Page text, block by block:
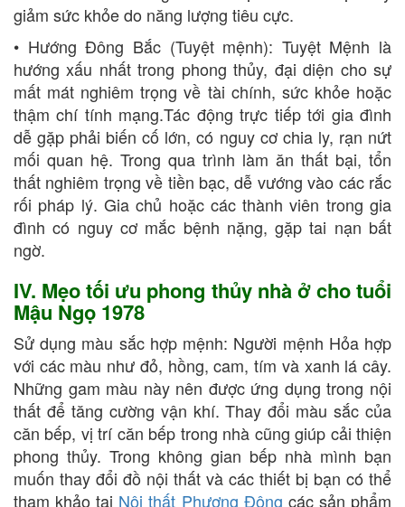
giảm sức khỏe do năng lượng tiêu cực.
• Hướng Đông Bắc (Tuyệt mệnh): Tuyệt Mệnh là
hướng xấu nhất trong phong thủy, đại diện cho sự
mất mát nghiêm trọng về tài chính, sức khỏe hoặc
thậm chí tính mạng.Tác động trực tiếp tới gia đình
dễ gặp phải biến cố lớn, có nguy cơ chia ly, rạn nứt
mối quan hệ. Trong qua trình làm ăn thất bại, tổn
thất nghiêm trọng về tiền bạc, dễ vướng vào các rắc
rối pháp lý. Gia chủ hoặc các thành viên trong gia
đình có nguy cơ mắc bệnh nặng, gặp tai nạn bất
ngờ.
IV. Mẹo tối ưu phong thủy nhà ở cho tuổi
Mậu Ngọ 1978
Sử dụng màu sắc hợp mệnh: Người mệnh Hỏa hợp
với các màu như đỏ, hồng, cam, tím và xanh lá cây.
Những gam màu này nên được ứng dụng trong nội
thất để tăng cường vận khí. Thay đổi màu sắc của
căn bếp, vị trí căn bếp trong nhà cũng giúp cải thiện
phong thủy. Trong không gian bếp nhà mình bạn
muốn thay đổi đồ nội thất và các thiết bị bạn có thể
tham khảo tại Nội thất Phương Đông các sản phẩm